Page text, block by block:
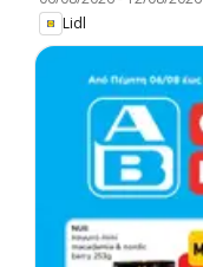
Lidl